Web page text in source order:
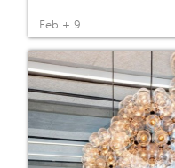
Feb + 9